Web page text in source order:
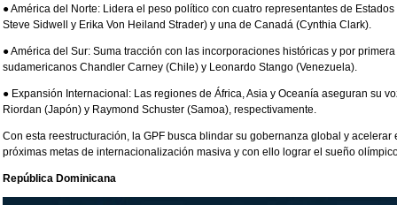
●América del Norte: Lidera el peso político con cuatro representantes de
Steve Sidwell y Erika Von Heiland Strader) y una de Canadá (Cynthia Clark).
●América del Sur: Suma tracción con las incorporaciones históricas y por
sudamericanos Chandler Carney (Chile) y Leonardo Stango (Venezuela).
● Expansión Internacional: Las regiones de África, Asia y Oceanía aseguran su
Riordan (Japón) y Raymond Schuster (Samoa), respectivamente.
Con esta reestructuración, la GPF busca blindar su gobernanza global y
próximas metas de internacionalización masiva y con ello lograr el sueño
República Dominicana